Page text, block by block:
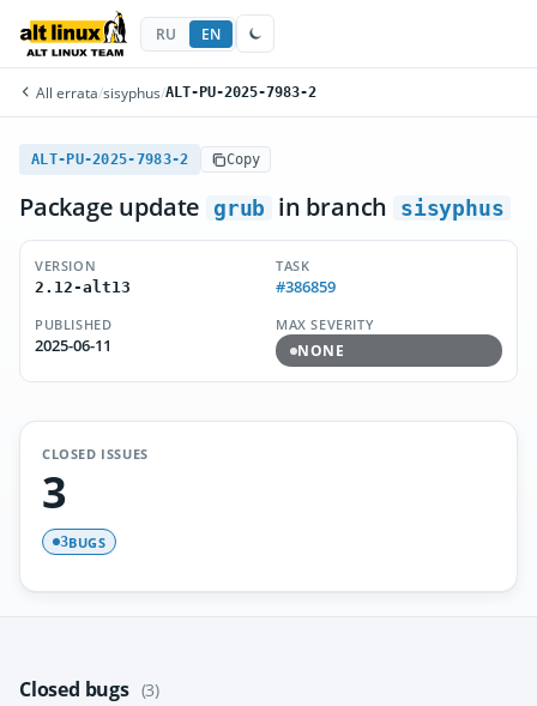
RU EN
All errata/sisyphus/ALT-PU-2025-7983-2
ALT-PU-2025-7983-2 Copy
Package update grub in branch sisyphus
VERSION
2.12-alt13
TASK
#386859
PUBLISHED
2025-06-11
MAX SEVERITY
NONE
CLOSED ISSUES
3
3BUGS
Closed bugs (3)